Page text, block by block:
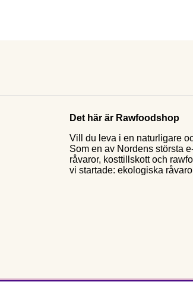
Det här är Rawfoodshop
Vill du leva i en naturligare
Som en av Nordens största
råvaror, kosttillskott och
vi startade: ekologiska